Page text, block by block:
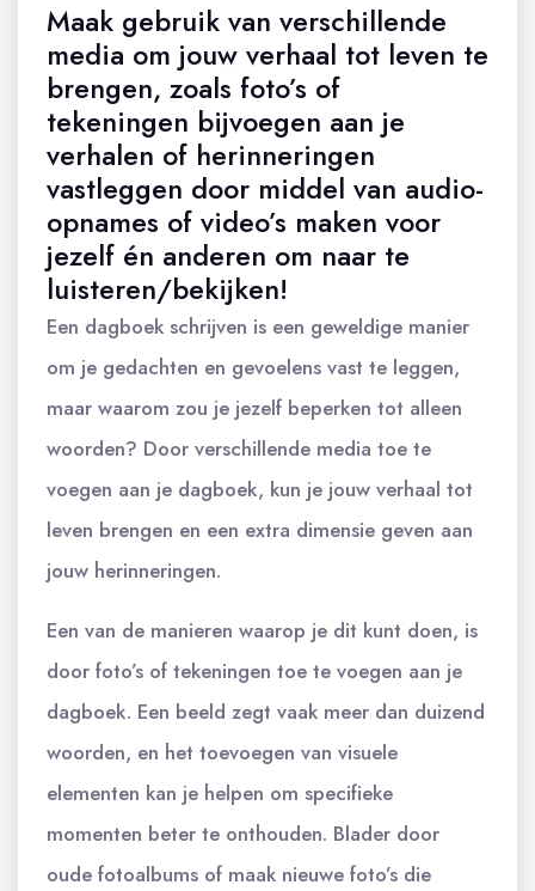
Maak gebruik van verschillende
media om jouw verhaal tot leven te
brengen, zoals foto’s of
tekeningen bijvoegen aan je
verhalen of herinneringen
vastleggen door middel van audio-
opnames of video’s maken voor
jezelf én anderen om naar te
luisteren/bekijken!
Een dagboek schrijven is een geweldige manier
om je gedachten en gevoelens vast te leggen,
maar waarom zou je jezelf beperken tot alleen
woorden? Door verschillende media toe te
voegen aan je dagboek, kun je jouw verhaal tot
leven brengen en een extra dimensie geven aan
jouw herinneringen.
Een van de manieren waarop je dit kunt doen, is
door foto’s of tekeningen toe te voegen aan je
dagboek. Een beeld zegt vaak meer dan duizend
woorden, en het toevoegen van visuele
elementen kan je helpen om specifieke
momenten beter te onthouden. Blader door
oude fotoalbums of maak nieuwe foto’s die